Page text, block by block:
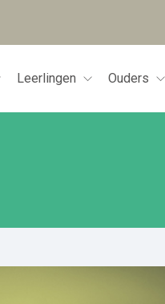
Leerlingen Ouders